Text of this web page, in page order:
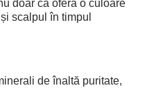
doar că oferă o culoare
scalpul în timpul
de înaltă puritate,